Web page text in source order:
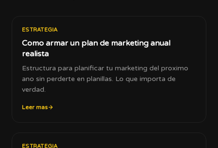
ESTRATEGIA
Como armar un plan de marketing anual
realista
Estructura para planificar tu marketing del proximo
ano sin perderte en planillas. Lo que importa de
verdad.
Leer mas
ESTRATEGIA